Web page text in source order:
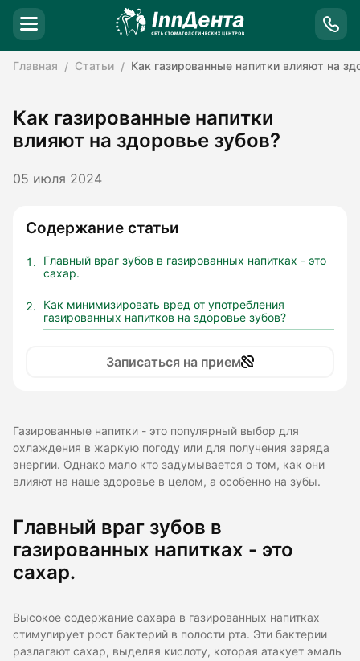
Главная Статьи Как газированные напитки влияют на
Как газированные напитки
влияют на здоровье зубов?
05 июля 2024
Содержание статьи
Главный враг зубов в газированных напитках - это
сахар.
Как минимизировать вред от употребления
газированных напитков на здоровье зубов?
Записаться на прием
Газированные напитки - это популярный выбор для
охлаждения в жаркую погоду или для получения заряда
энергии. Однако мало кто задумывается о том, как они
влияют на наше здоровье в целом, а особенно на зубы.
Главный враг зубов в
газированных напитках - это
сахар.
Высокое содержание сахара в газированных напитках
стимулирует рост бактерий в полости рта. Эти бактерии
разлагают сахар, выделяя кислоту, которая атакует эмаль